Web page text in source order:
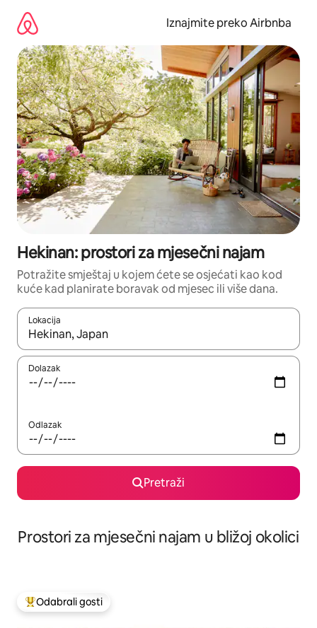
sadržaj
Iznajmite preko Airbnba
Hekinan: prostori za mjesečni najam
Potražite smještaj u kojem ćete se osjećati kao kod
kuće kad planirate boravak od mjesec ili više dana.
Lokacija
Kada budu dostupni rezultati, moći ćete ih pregledati
Dolazak
Odlazak
Pretraži
Prostori za mjesečni najam u bližoj okolici
Među najviše rangiranima s oznakom „Odabrali gosti”
Odabrali gosti